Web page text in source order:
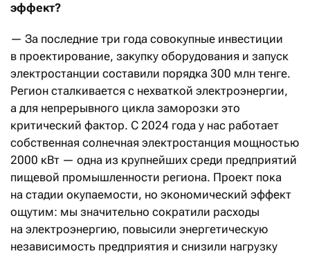
эффект?
— За последние три года совокупные инвестиции
в проектирование, закупку оборудования и запуск
электростанции составили порядка 300 млн тенге.
Регион сталкивается с нехваткой электроэнергии,
а для непрерывного цикла заморозки это
критический фактор. С 2024 года у нас работает
собственная солнечная электростанция мощностью
2000 кВт — одна из крупнейших среди предприятий
пищевой промышленности региона. Проект пока
на стадии окупаемости, но экономический эффект
ощутим: мы значительно сократили расходы
на электроэнергию, повысили энергетическую
независимость предприятия и снизили нагрузку